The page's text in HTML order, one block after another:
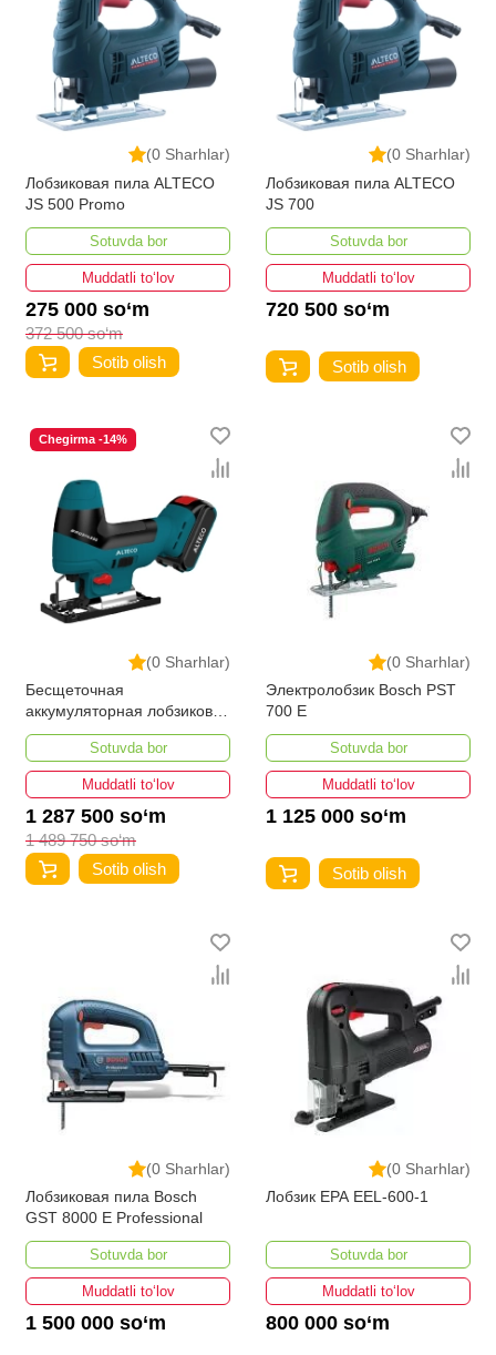
(0 Sharhlar)
Лобзиковая пила ALTECO
JS 500 Promo
Sotuvda bor
Muddatli to‘lov
275 000 so‘m
372 500 so‘m
Sotib olish
(0 Sharhlar)
Лобзиковая пила ALTECO
JS 700
Sotuvda bor
Muddatli to‘lov
720 500 so‘m
Sotib olish
(0 Sharhlar)
Chegirma -14%
Бесщеточная
аккумуляторная лобзиковая
пила ALTECO CJSB 20 Li
BL
Sotuvda bor
Muddatli to‘lov
1 287 500 so‘m
1 489 750 so‘m
Sotib olish
(0 Sharhlar)
Электролобзик Bosch PST
700 E
Sotuvda bor
Muddatli to‘lov
1 125 000 so‘m
Sotib olish
(0 Sharhlar)
Лобзиковая пила Bosch
GST 8000 E Professional
Sotuvda bor
Muddatli to‘lov
1 500 000 so‘m
(0 Sharhlar)
Лобзик EPA EEL-600-1
Sotuvda bor
Muddatli to‘lov
800 000 so‘m